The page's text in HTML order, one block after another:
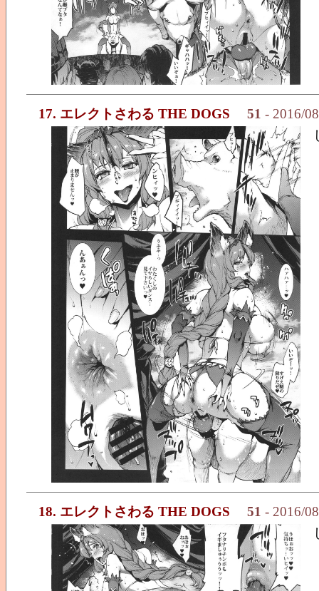
17. エレクトさわる THE DOGS 51 - 2016/
18. エレクトさわる THE DOGS 51 - 2016/